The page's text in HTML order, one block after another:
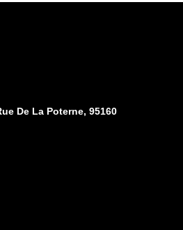
De La Poterne, 95160